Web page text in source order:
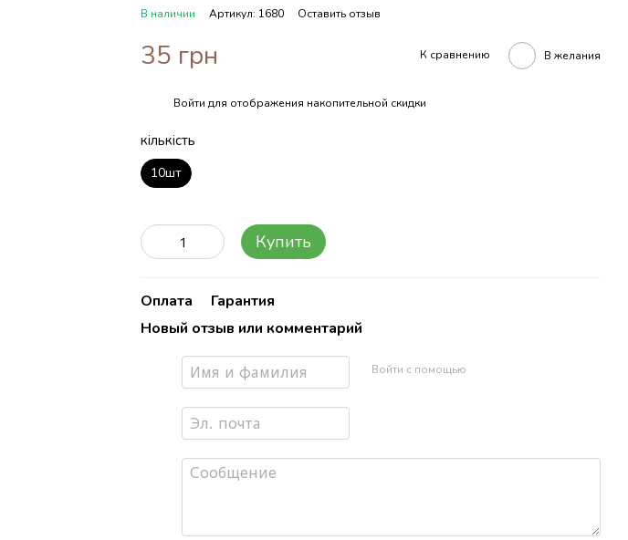
В наличии Артикул: 1680 Оставить отзыв
35 грн К сравнению В желания
Войти для отображения накопительной скидки
кількість
10шт
Купить
Оплата
Гарантия
Новый отзыв или комментарий
Войти с помощью